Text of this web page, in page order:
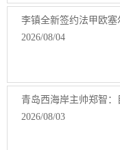
李镇全新签约法甲欧
2026/08/04
青岛西海岸主帅郑智
2026/08/03